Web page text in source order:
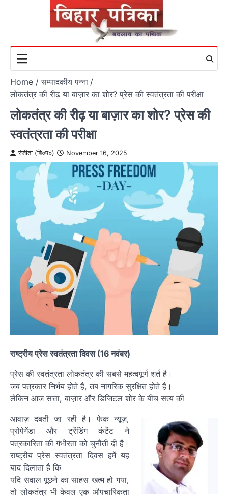
Home
सम्पादकीय पन्ना
लोकतंत्र की रीढ़ या बाज़ार का शोर? प्रेस की स्वतंत्रता की परीक्षा
लोकतंत्र की रीढ़ या बाज़ार का शोर? प्रेस की
स्वतंत्रता की परीक्षा
रंजीता (बि०प०) November 16, 2025
राष्ट्रीय प्रेस स्वतंत्रता दिवस (16 नवंबर)
प्रेस की स्वतंत्रता लोकतंत्र की सबसे महत्वपूर्ण शर्त है।
जब पत्रकार निर्भय होते हैं, तब नागरिक सुरक्षित होते हैं।
लेकिन आज सत्ता, बाज़ार और डिजिटल शोर के बीच सत्य की
आवाज़ दबती जा रही है। फेक न्यूज़,
प्रोपेगेंडा और ट्रेंडिंग कंटेंट ने
पत्रकारिता की गंभीरता को चुनौती दी है।
राष्ट्रीय प्रेस स्वतंत्रता दिवस हमें यह
याद दिलाता है कि
यदि सवाल पूछने का साहस खत्म हो गया,
तो लोकतंत्र भी केवल एक औपचारिकता